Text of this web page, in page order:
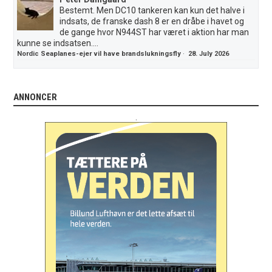
Bestemt. Men DC10 tankeren kan kun det halve i
indsats, de franske dash 8 er en dråbe i havet og
de gange hvor N944ST har været i aktion har man
kunne se indsatsen....
Nordic Seaplanes-ejer vil have brandslukningsfly · 28. July 2026
ANNONCER
.